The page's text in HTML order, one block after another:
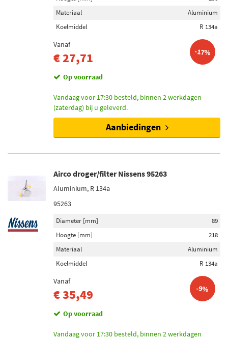
Materiaal
Aluminium
Koelmiddel
R 134a
Vanaf
€ 27,71 -17%
Op voorraad
Vandaag voor 17:30 besteld, binnen 2 werkdagen
(zaterdag) bij u geleverd.
Aanbiedingen
Airco droger/filter Nissens 95263
Aluminium, R 134a
95263
Diameter [mm]
89
Hoogte [mm]
218
Materiaal
Aluminium
Koelmiddel
R 134a
Vanaf
€ 35,49 -9%
Op voorraad
Vandaag voor 17:30 besteld, binnen 2 werkdagen